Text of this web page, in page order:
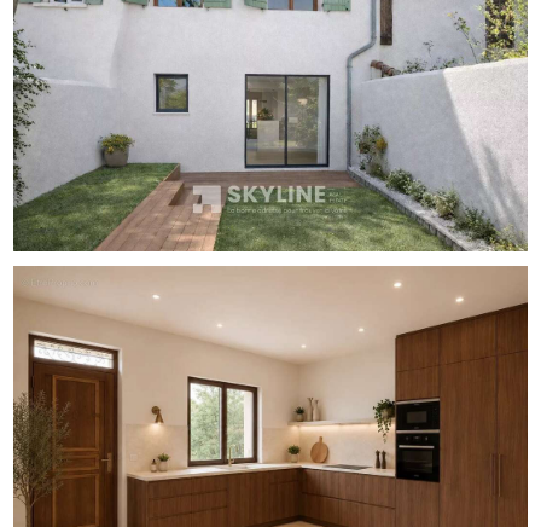
Bassin de nage / jacuzzi au fond du jardin.
Visite du chantier sur demande
DPE projeté : C
TF : 1700euros
La présente annonce immobilière a été rédigée sous la
responsabilité de Aurélien Martel, mandataire